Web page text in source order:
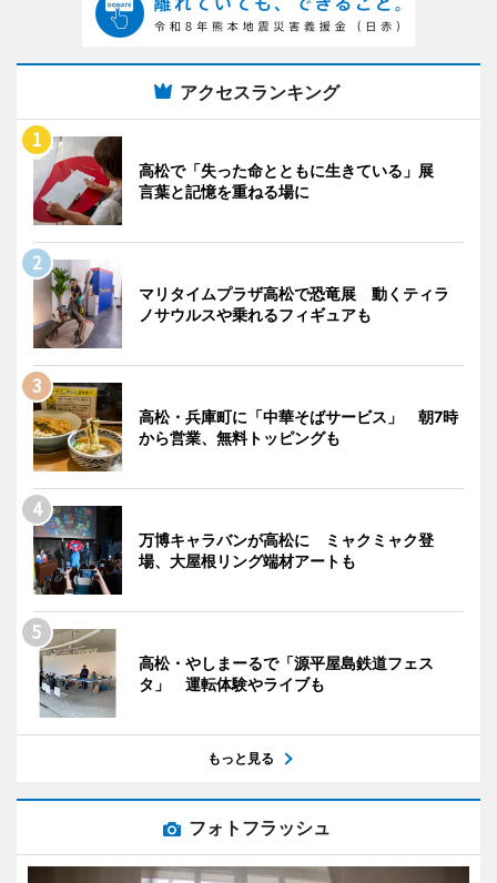
アクセスランキング
高松で「失った命とともに生きている」展
言葉と記憶を重ねる場に
マリタイムプラザ高松で恐竜展 動くティラ
ノサウルスや乗れるフィギュアも
高松・兵庫町に「中華そばサービス」 朝7時
から営業、無料トッピングも
万博キャラバンが高松に ミャクミャク登
場、大屋根リング端材アートも
高松・やしまーるで「源平屋島鉄道フェス
タ」 運転体験やライブも
もっと見る
フォトフラッシュ